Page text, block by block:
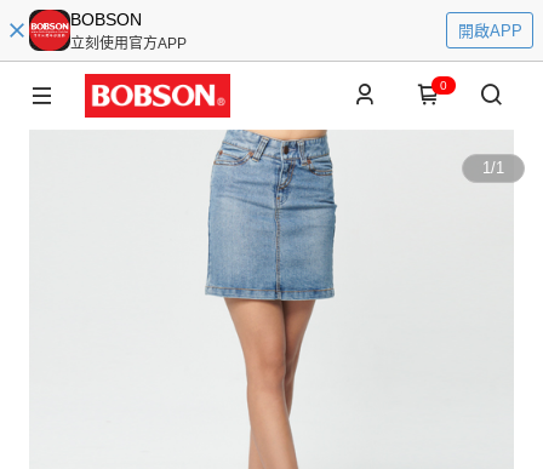
BOBSON
立刻使用官方APP
開啟APP
0
1/1